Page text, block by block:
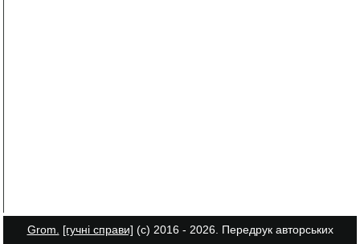
Grom. [гучні справи] (с) 2016 - 2026. Передрук авторських